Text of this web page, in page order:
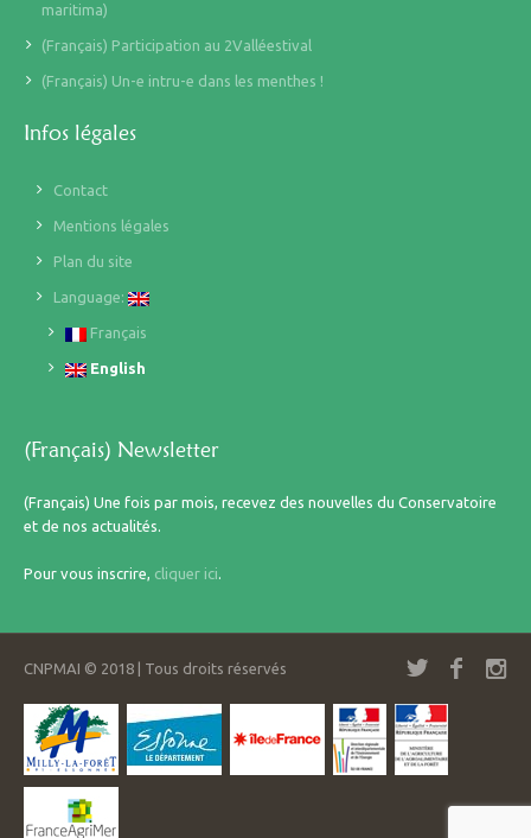
maritima)
(Français) Participation au 2Valléestival
(Français) Un-e intru-e dans les menthes !
Infos légales
Contact
Mentions légales
Plan du site
Language:
Français
English
(Français) Newsletter
(Français) Une fois par mois, recevez des nouvelles du Conservatoire
et de nos actualités.
Pour vous inscrire, cliquer ici.
CNPMAI © 2018 | Tous droits réservés